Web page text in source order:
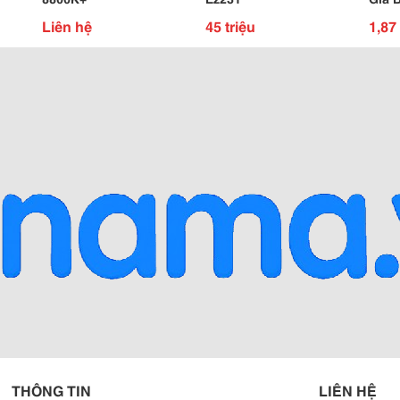
Liên hệ 45 triệu
THÔNG TIN LIÊN HỆ